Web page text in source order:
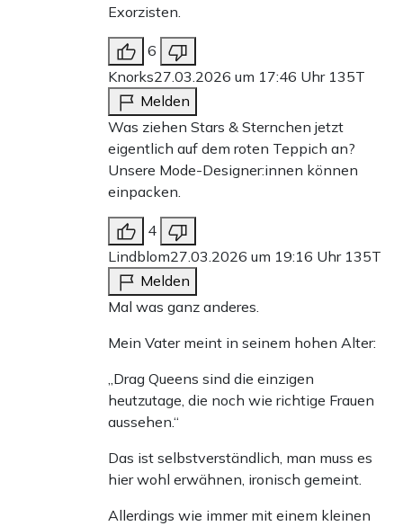
Exorzisten.
6
Knorks27.03.2026 um 17:46 Uhr 135T
Melden
Was ziehen Stars & Sternchen jetzt
eigentlich auf dem roten Teppich an?
Unsere Mode-Designer:innen können
einpacken.
4
Lindblom27.03.2026 um 19:16 Uhr 135T
Melden
Mal was ganz anderes.
Mein Vater meint in seinem hohen Alter:
„Drag Queens sind die einzigen
heutzutage, die noch wie richtige Frauen
aussehen.“
Das ist selbstverständlich, man muss es
hier wohl erwähnen, ironisch gemeint.
Allerdings wie immer mit einem kleinen